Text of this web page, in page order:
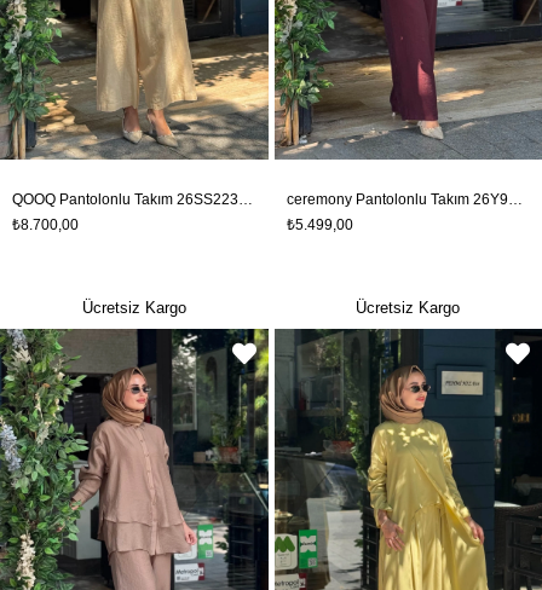
QOOQ Pantolonlu Takım 26SS223T Taş
₺8.700,00
Ücretsiz Kargo
ceremony Pantolonlu Takım 26Y967 Mürdüm
₺5.499,00
Ücretsiz Kargo